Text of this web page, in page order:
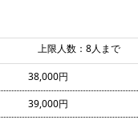
上限人数：8人まで
38,000円
39,000円